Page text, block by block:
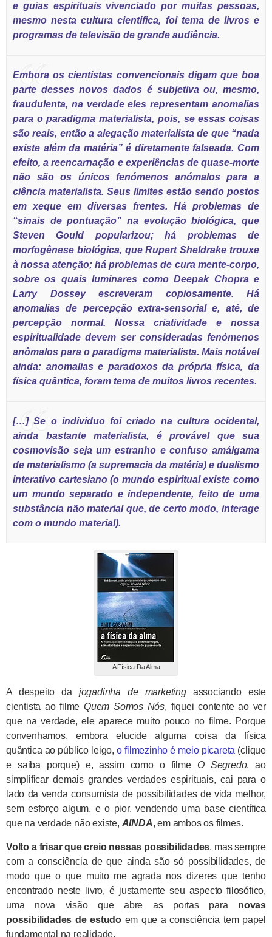
e guias espirituais vivenciado por muitas pessoas,
mesmo nesta cultura científica, foi tema de livros e
programas de televisão de grande audiência.
Embora os cientistas convencionais digam que boa
parte desses novos dados é subjetiva ou, mesmo,
fraudulenta, na verdade eles representam anomalias
para oparadigma materialista, pois, se essas coisas
são reais, então a alegação materialista de que “nada
existe além da matéria” é diretamente falseada. Com
efeito, a reencarnação e experiências de quase-morte
não são os únicos fenómenos anómalos para a
ciência materialista. Seus limites estão sendo postos
em xeque em diversas frentes. Há problemas de
“sinais de pontuação” na evolução biológica, que
Steven Gould popularizou; há problemas de
morfogênese biológica, que Rupert Sheldrake trouxe
à nossa atenção; há problemas de cura mente-corpo,
sobre os quais luminares como Deepak Chopra e
Larry Dossey escreveram copiosamente. Há
anomalias de percepção extra-sensorial e, até, de
percepção normal. Nossa criatividade e nossa
espiritualidade devem ser consideradas fenómenos
anômalos para o paradigma materialista. Mais notável
ainda: anomalias e paradoxos da própria física, da
física quântica, foram tema de muitos livros recentes.
[…] Se o indivíduo foi criado na cultura ocidental,
ainda bastante materialista, é provável que sua
cosmovisão seja um estranho e confuso amálgama
de materialismo (a supremacia da matéria) e dualismo
interativo cartesiano (o mundo espiritual existe como
um mundo separado e independente, feito de uma
substância não material que, de certo modo, interage
com o mundo material).
A Física Da Alma
A despeito da jogadinha de marketingassociando este
cientista ao filme Quem Somos Nós, fiquei contente ao ver
que na verdade, ele aparece muito pouco no filme. Porque
convenhamos, embora elucide alguma coisa da física
quântica ao público leigo,o filmezinho é meio picareta (clique
e saiba porque) e, assim como o filme O Segredo, ao
simplificar demais grandes verdades espirituais, cai para o
lado da venda consumista de possibilidades de vida melhor,
sem esforço algum, e o pior, vendendo uma base científica
que na verdade não existe, AINDA, em ambos os filmes.
Volto a frisar que creio nessas possibilidades, mas sempre
com a consciência de que ainda são só possibilidades, de
modo que o que muito me agrada nos dizeres que tenho
encontrado neste livro, é justamente seu aspecto filosófico,
uma nova visão que abre as portas para novas
possibilidades de estudoem que a consciência tem papel
fundamental na realidade.